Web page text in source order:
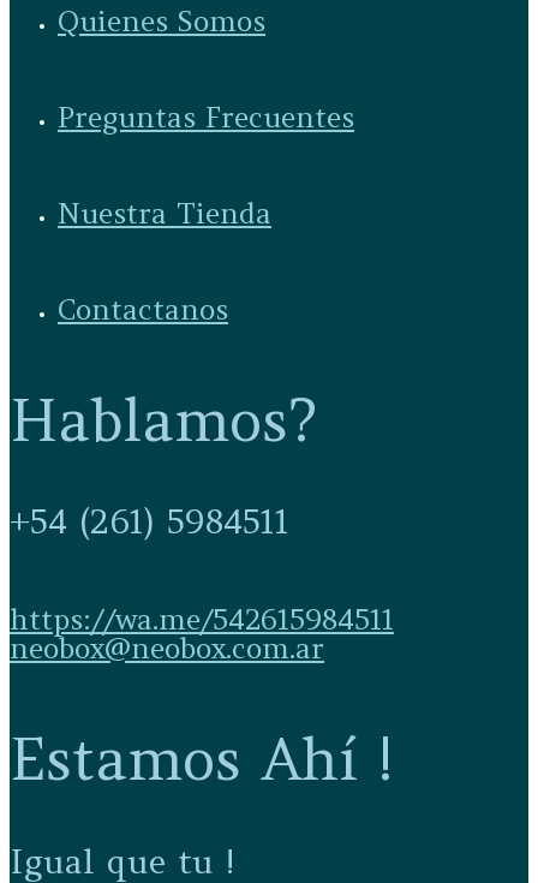
Quienes Somos
Preguntas Frecuentes
Nuestra Tienda
Contactanos
Hablamos?
+54 (261) 5984511
https://wa.me/542615984511
neobox@neobox.com.ar
Estamos Ahí !
Igual que tu !